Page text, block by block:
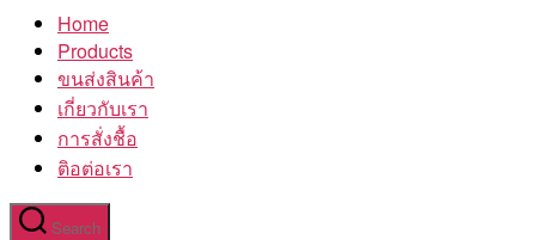
โรงงานHome
Products
ขนส่งสินค้า
เกี่ยวกับเรา
การสั่งชื้อ
ติอต่อเรา
Search